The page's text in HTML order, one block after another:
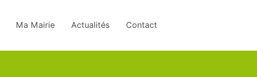
Ma Mairie Actualités Contact